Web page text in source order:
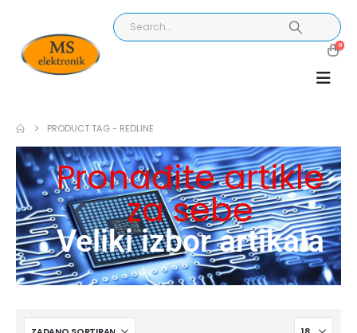
0
PRODUCT TAG - REDLINE
Pronađite artikle
za sebe
Veliki izbor artikala